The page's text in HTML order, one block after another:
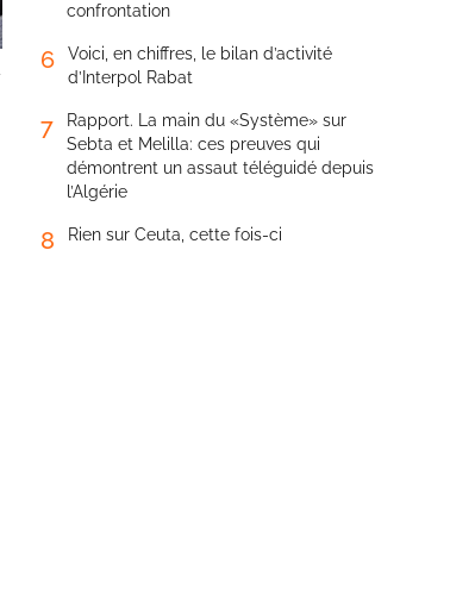
confrontation
6
Voici, en chiffres, le bilan d’activité
d’Interpol Rabat
7
Rapport. La main du «Système» sur
Sebta et Melilla: ces preuves qui
démontrent un assaut téléguidé depuis
l’Algérie
8 Rien sur Ceuta, cette fois-ci